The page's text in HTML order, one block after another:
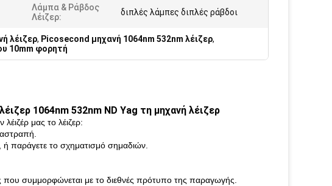
Λάμπα & Ράβδος
Λέιζερ:
διπλές λάμπες διπλές ράβδοι
λέιζερ, Picosecond μηχανή 1064nm 532nm λέιζερ,
10mm φορητή
1064nm 532nm ND Yag τη μηχανή λέιζερ
μας το λέιζερ:
παράγετε το σχηματισμό σημαδιών.
που συμμορφώνεται με το διεθνές πρότυπο της παραγωγής.